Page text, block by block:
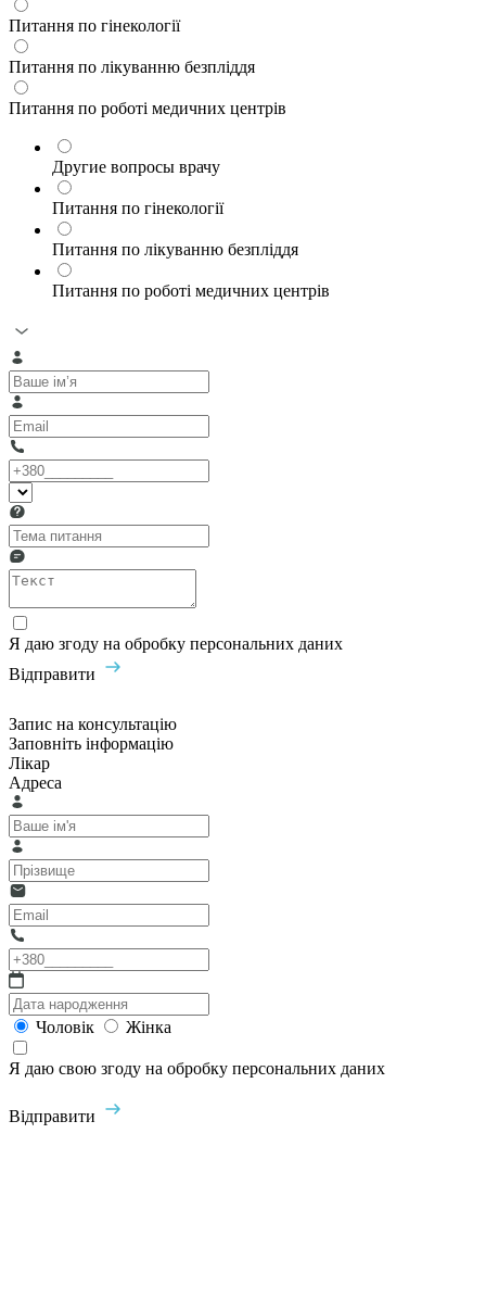
Питання по гінекології
Питання по лікуванню безпліддя
Питання по роботі медичних центрів
Другие вопросы врачу
Питання по гінекології
Питання по лікуванню безпліддя
Питання по роботі медичних центрів
Я даю згоду на обробку персональних даних
Відправити
Запис на консультацію
Заповніть інформацію
Лікар
Адреса
Чоловік Жінка
Я даю свою згоду на обробку персональних даних
Відправити